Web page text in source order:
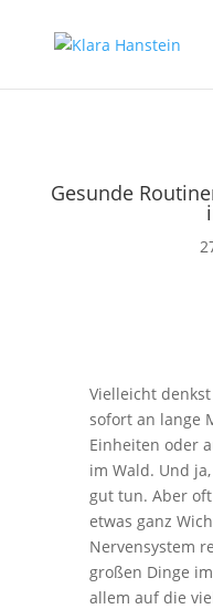
Gesunde
Vielleicht
sofort an lange
Einheiten oder
im Wald. Und
gut tun. Aber
etwas ganz
Nervensystem
großen Dinge
allem auf die